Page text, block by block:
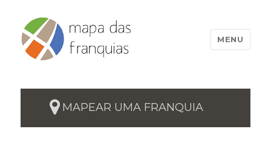
MENU
MAPEAR UMA FRANQUIA